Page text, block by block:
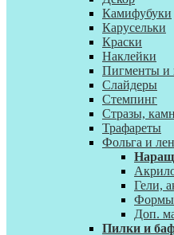
Камифубуки
Карусельки
Краски
Наклейки
Пигменты и
Слайдеры
Стемпинг
Стразы,
Трафареты
Фольга и
Гели,
Формы
Доп.
Пилки и